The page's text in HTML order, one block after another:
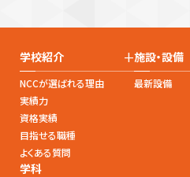
学校紹介 +
NCCが選ばれる理由
実績力
資格実績
目指せる職種
よくある質問
施設・設備
最新設備
学科